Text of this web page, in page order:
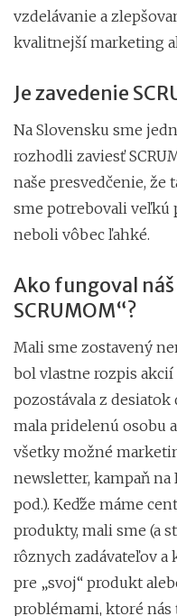
vzdelávanie a
kvalitnejší marketing
Je zavedenie
Na Slovensku sme
rozhodli zaviesť
naše presvedčenie, že
sme potrebovali veľkú
neboli vôbec ľahké.
Ako fungoval
SCRUMOM“?
Mali sme zostavený
bol vlastne rozpis akcií
pozostávala z
mala pridelenú osobu
všetky možné
newsletter, kampaň na
pod.). Keďže máme
produkty, mali sme (a
rôznych zadávateľov a
pre „svoj“ produkt
problémami, ktoré nás